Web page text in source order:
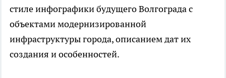
стиле инфографики будущего Волгограда с
объектами модернизированной
инфраструктуры города, описанием дат их
создания и особенностей.